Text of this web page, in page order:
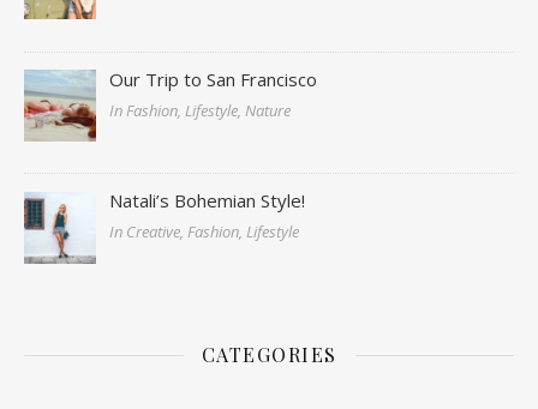
Our Trip to San Francisco
In Fashion, Lifestyle, Nature
Natali’s Bohemian Style!
In Creative, Fashion, Lifestyle
CATEGORIES